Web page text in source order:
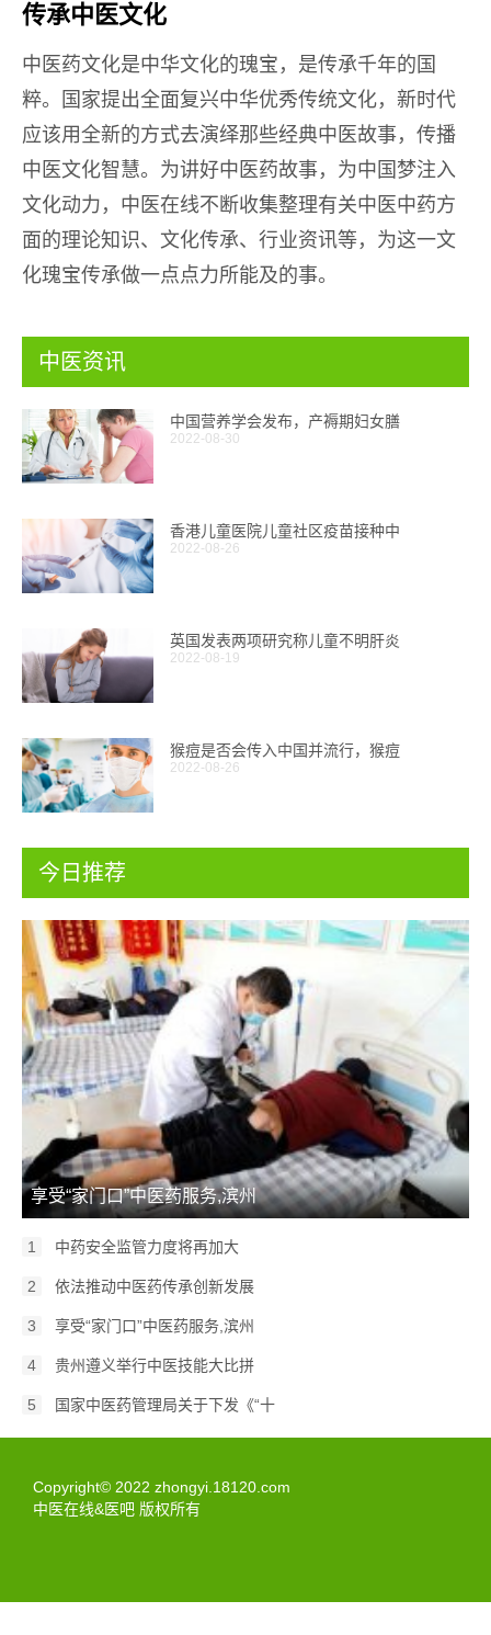
传承中医文化
中医药文化是中华文化的瑰宝，是传承千年的国
粹。国家提出全面复兴中华优秀传统文化，新时代
应该用全新的方式去演绎那些经典中医故事，传播
中医文化智慧。为讲好中医药故事，为中国梦注入
文化动力，中医在线不断收集整理有关中医中药方
面的理论知识、文化传承、行业资讯等，为这一文
化瑰宝传承做一点点力所能及的事。
中医资讯
中国营养学会发布，产褥期妇女膳
2022-08-30
香港儿童医院儿童社区疫苗接种中
2022-08-26
英国发表两项研究称儿童不明肝炎
2022-08-19
猴痘是否会传入中国并流行，猴痘
2022-08-26
今日推荐
享受“家门口”中医药服务,滨州
1 中药安全监管力度将再加大
2 依法推动中医药传承创新发展
3 享受“家门口”中医药服务,滨州
4 贵州遵义举行中医技能大比拼
5 国家中医药管理局关于下发《“十
Copyright© 2022 zhongyi.18120.com
中医在线&医吧 版权所有